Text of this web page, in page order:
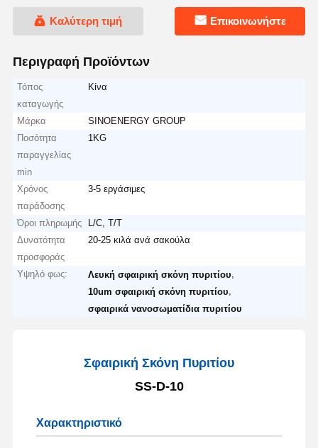
Καλύτερη τιμή Επικοινωνήστε
Περιγραφή Προϊόντων
Τόπος
καταγωγής
Κίνα
Μάρκα
SINOENERGY GROUP
Ποσότητα
παραγγελίας
min
1KG
Χρόνος
παράδοσης
3-5 εργάσιμες
Όροι πληρωμής
L/C, T/T
Δυνατότητα
προσφοράς
20-25 κιλά ανά σακούλα
Υψηλό φως: Λευκή σφαιρική σκόνη πυριτίου
10um σφαιρική σκόνη πυριτίου
σφαιρικά νανοσωματίδια πυριτίου
Σφαιρική Σκόνη Πυριτίου
SS-D-10
Χαρακτηριστικό